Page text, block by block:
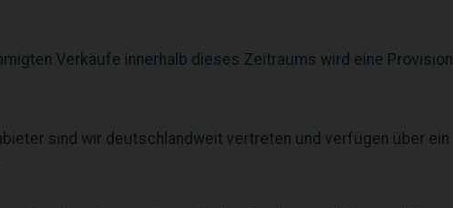
Verkäufe innerhalb dieses Zeitraums wird eine Provision
sind wir deutschlandweit vertreten und verfügen über ein